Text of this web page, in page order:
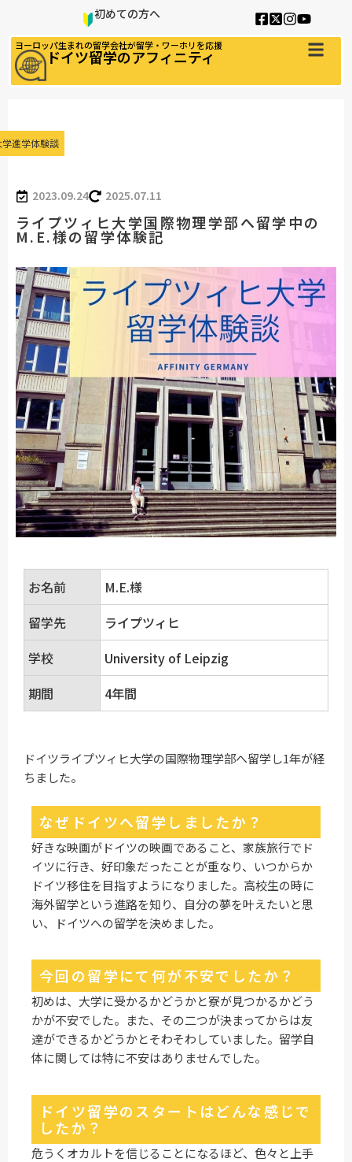
初めての方へ
ヨーロッパ生まれの留学会社が留学・ワーホリを応援
ドイツ留学のアフィニティ
進学体験談
2023.09.24 2025.07.11
ライプツィヒ大学国際物理学部へ留学中の
M.E.様の留学体験記
お名前
M.E.様
留学先
ライプツィヒ
学校
University of Leipzig
期間
4年間
ドイツライプツィヒ大学の国際物理学部へ留学し1年が経
ちました。
なぜドイツへ留学しましたか？
好きな映画がドイツの映画であること、家族旅行でド
イツに行き、好印象だったことが重なり、いつからか
ドイツ移住を目指すようになりました。高校生の時に
海外留学という進路を知り、自分の夢を叶えたいと思
い、ドイツへの留学を決めました。
今回の留学にて何が不安でしたか？
初めは、大学に受かるかどうかと寮が見つかるかどう
かが不安でした。また、その二つが決まってからは友
達ができるかどうかとそわそわしていました。留学自
体に関しては特に不安はありませんでした。
ドイツ留学のスタートはどんな感じで
したか？
危うくオカルトを信じることになるほど、色々と上手